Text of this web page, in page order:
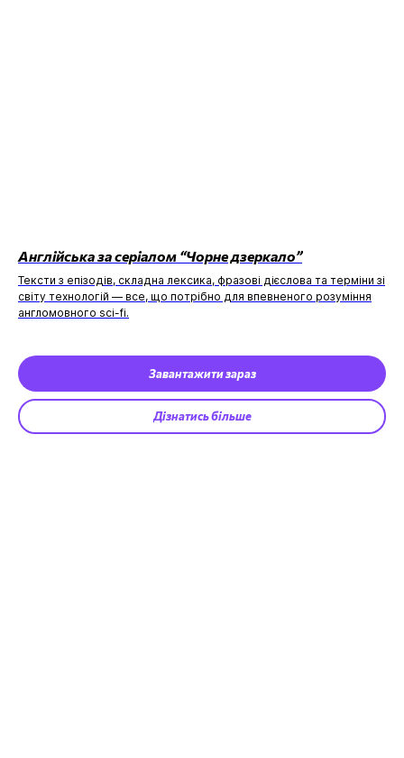
Англійська за серіалом “Чорне дзеркало”
Тексти з епізодів, складна лексика, фразові дієслова та терміни зі
світу технологій — все, що потрібно для впевненого розуміння
англомовного sci-fi.
Завантажити зараз
Дізнатись більше